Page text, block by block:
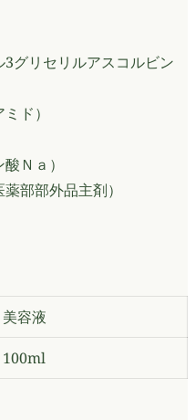
グリセリルアスコルビン
ド）
Ｎａ）
部部外品主剤）
美容液
100ml